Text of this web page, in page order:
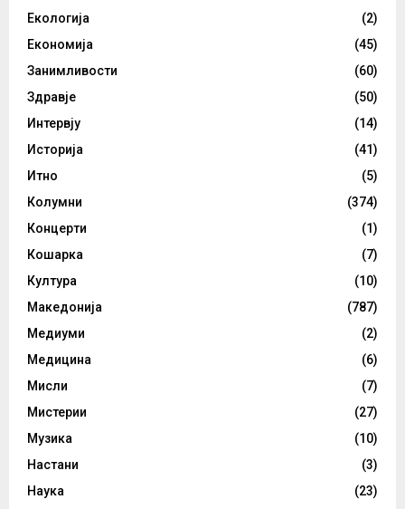
Екологија
(2)
Економија
(45)
Занимливости
(60)
Здравје
(50)
Интервју
(14)
Историја
(41)
Итно
(5)
Колумни
(374)
Концерти
(1)
Кошарка
(7)
Култура
(10)
Македонија
(787)
Медиуми
(2)
Медицина
(6)
Мисли
(7)
Мистерии
(27)
Музика
(10)
Настани
(3)
Наука
(23)